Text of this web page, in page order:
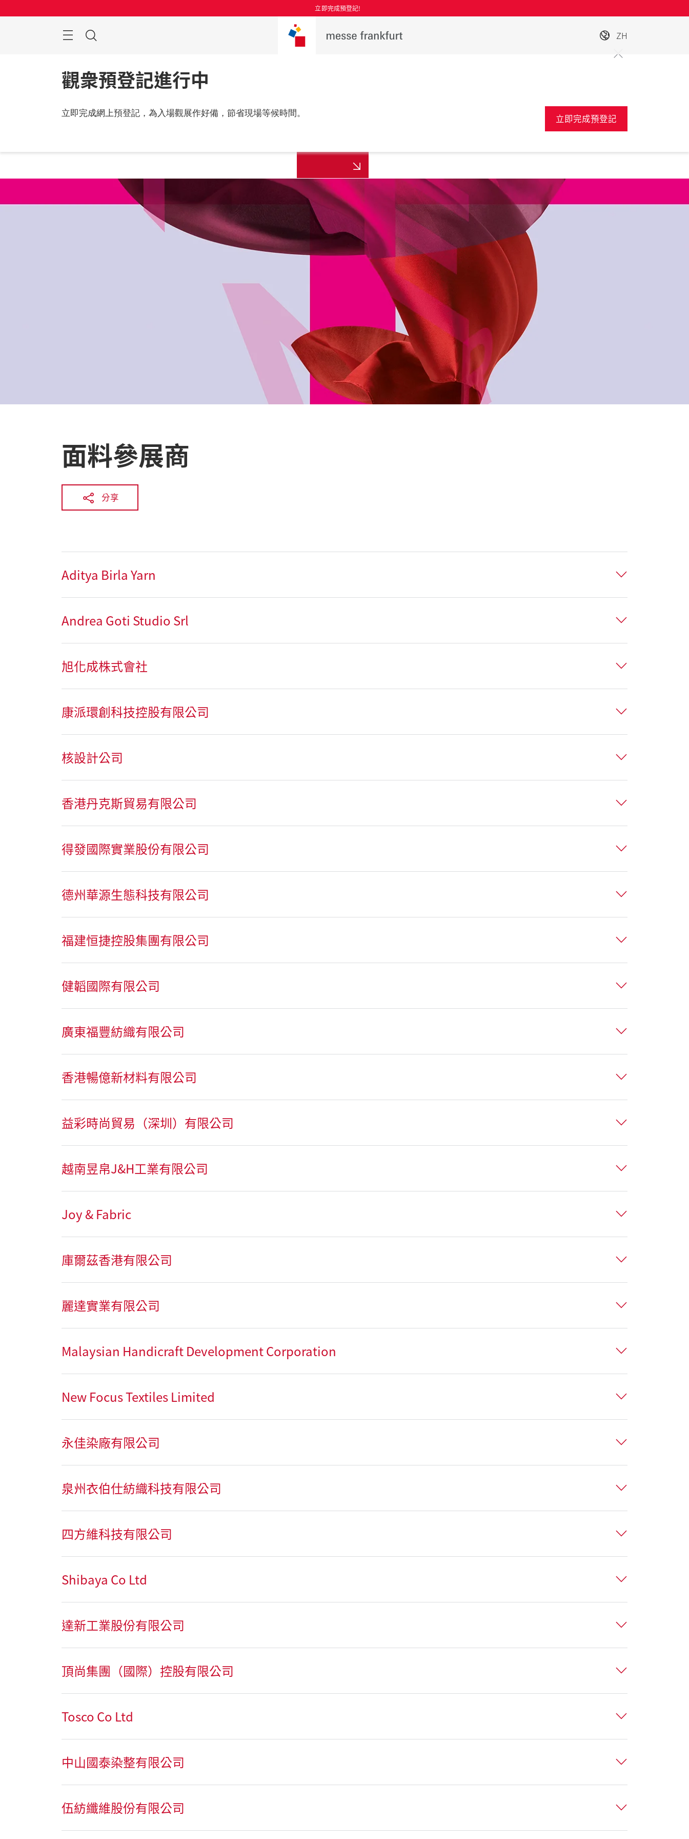
過
立即完成預登記!
搜
ZH
觀衆預登記進行中
立即完成網上預登記，為入場觀展作好備，節省現場等候時間。 立即完成預登記
面料參展商
分享
Aditya Birla Yarn
Andrea Goti Studio Srl
旭化成株式會社
康派環創科技控股有限公司
核設計公司
香港丹克斯貿易有限公司
得發國際實業股份有限公司
德州華源生態科技有限公司
福建恒捷控股集團有限公司
健韜國際有限公司
廣東福豐紡織有限公司
香港暢億新材料有限公司
益彩時尚貿易（深圳）有限公司
越南昱帛J&H工業有限公司
Joy & Fabric
庫爾茲香港有限公司
麗達實業有限公司
Malaysian Handicraft Development Corporation
New Focus Textiles Limited
永佳染廠有限公司
泉州衣伯仕紡織科技有限公司
四方維科技有限公司
Shibaya Co Ltd
達新工業股份有限公司
頂尚集團（國際）控股有限公司
Tosco Co Ltd
中山國泰染整有限公司
伍紡纖維股份有限公司